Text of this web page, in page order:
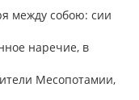
между собою: сии
наречие, в
Месопотамии,